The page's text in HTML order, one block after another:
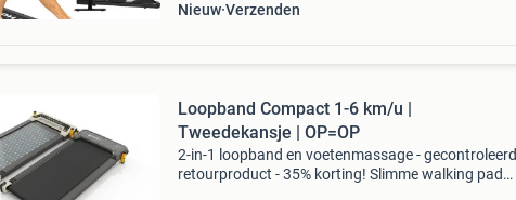
Nieuw Verzenden
Loopband Compact 1-6 km/u |
Tweedekansje | OP=OP
2-in-1 loopband en voetenmassage - gecontroleerd
retourproduct - 35% korting! Slimme walking pad